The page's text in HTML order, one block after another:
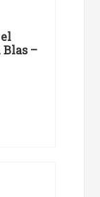
Blas –